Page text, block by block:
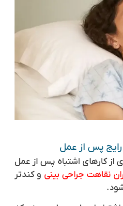
پس از عمل
از کارهای اشتباه پس از عمل
نقاهت جراحی بینی و کندتر